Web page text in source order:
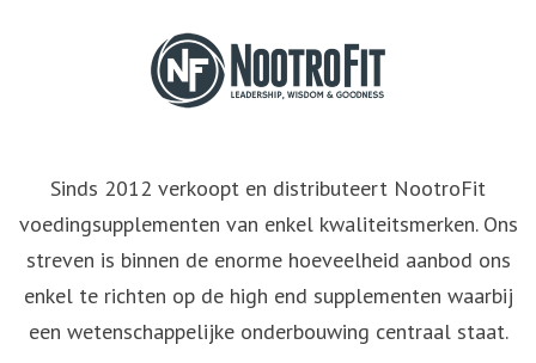
Sinds 2012 verkoopt en distributeert NootroFit
voedingsupplementen van enkel kwaliteitsmerken. Ons
streven is binnen de enorme hoeveelheid aanbod ons
enkel te richten op de high end supplementen waarbij
een wetenschappelijke onderbouwing centraal staat.